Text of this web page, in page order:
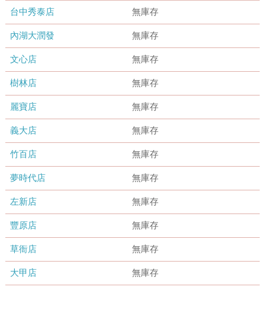
台中秀泰店 無庫存
內湖大潤發 無庫存
文心店 無庫存
樹林店 無庫存
麗寶店 無庫存
義大店 無庫存
竹百店 無庫存
夢時代店 無庫存
左新店 無庫存
豐原店 無庫存
草衙店 無庫存
大甲店 無庫存